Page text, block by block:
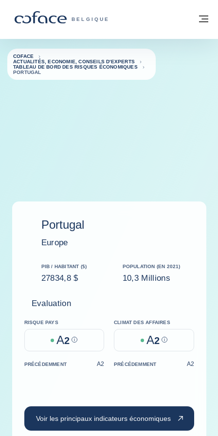
COFACE, FOR TRADE - PAGE
BELGIQUE
Retour à la page d'accueil
COFACE
ACTUALITÉS, ECONOMIE, CONSEILS D'EXPERTS
TABLEAU DE BORD DES RISQUES ÉCONOMIQUES
PORTUGAL
Portugal
Europe
PIB / HABITANT ($)
27834,8 $
POPULATION (EN 2021)
10,3 Millions
Evaluation
RISQUE PAYS
A2 Help
CLIMAT DES AFFAIRES
A2 Help
PRÉCÉDEMMENT A2 PRÉCÉDEMMENT A2
Voir les principaux indicateurs économiques